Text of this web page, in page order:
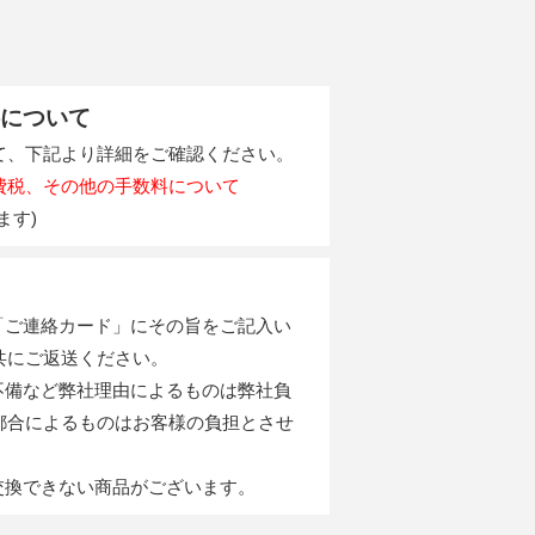
ついて
下記より詳細をご確認ください。
、その他の手数料について
す)
連絡カード」にその旨をご記入い
ご返送ください。
など弊社理由によるものは弊社負
合によるものはお客様の負担とさせ
できない商品がございます。